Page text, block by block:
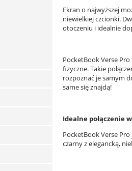
Ekran o najwyższej
niewielkiej czcionki.
otoczeniu i idealnie
PocketBook Verse
fizyczne. Takie
rozpoznać je samym
same się znajdą!
Idealne połączenie
PocketBook Verse
czarny z elegancką,